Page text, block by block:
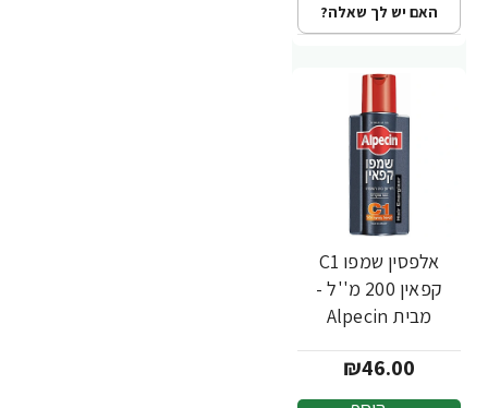
האם יש לך שאלה?
אלפסין שמפו C1
קפאין 200 מ''ל -
מבית Alpecin
₪46.00